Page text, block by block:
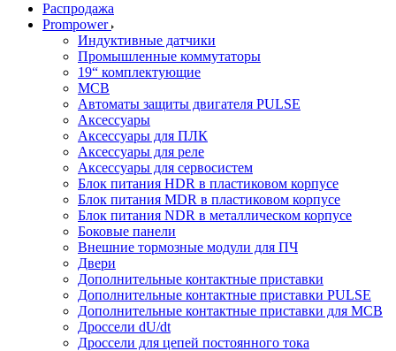
Распродажа
Prompower
Индуктивные датчики
Промышленные коммутаторы
19“ комплектующие
MCB
Автоматы защиты двигателя PULSE
Аксессуары
Аксессуары для ПЛК
Аксессуары для реле
Аксессуары для сервосистем
Блок питания HDR в пластиковом корпусе
Блок питания MDR в пластиковом корпусе
Блок питания NDR в металлическом корпусе
Боковые панели
Внешние тормозные модули для ПЧ
Двери
Дополнительные контактные приставки
Дополнительные контактные приставки PULSE
Дополнительные контактные приставки для MCB
Дроссели dU/dt
Дроссели для цепей постоянного тока